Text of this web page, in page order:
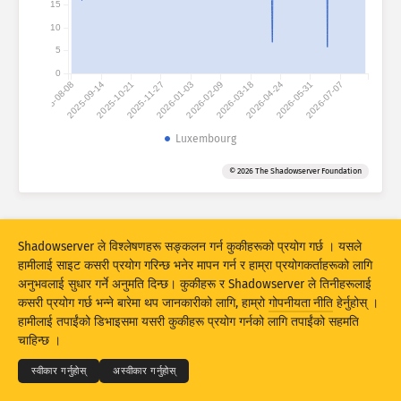
आक्रमणको तथ्याङ्कहरू : डिभाइसहरू
डाटा सेट
ट्याग
Stacking
अपडेट रिसेट
PNG को रूपमा डाउनलोड गर्नुहोस्
2025-08-082025-09-142025-10-212025-11-272026-01-032026-02-092026-03-182026-04-242026-05-312026-07-07
0
5
10
15
Luxembourg
© 2026 The Shadowserver Foundation
© 2026THE SHADOWSERVER FOUNDATION
गोपनीयता र शर्तहरू
हामीलाई सम्पर्क गर्नुहोस् क्रेडिटहरू
Shadowserver ले विश्लेषणहरू सङ्कलन गर्न कुकीहरूको प्रयोग गर्छ । यसले
हामीलाई साइट कसरी प्रयोग गरिन्छ भनेर मापन गर्न र हाम्रा प्रयोगकर्ताहरूको लागि
अनुभवलाई सुधार गर्ने अनुमति दिन्छ। कुकीहरू र Shadowserver ले तिनीहरूलाई
कसरी प्रयोग गर्छ भन्ने बारेमा थप जानकारीको लागि, हाम्रोगोपनीयता नीति हेर्नुहोस् ।
हामीलाई तपाईंको डिभाइसमा यसरी कुकीहरू प्रयोग गर्नको लागि तपाईंको सहमति
चाहिन्छ ।
स्वीकार गर्नुहोस् अस्वीकार गर्नुहोस्